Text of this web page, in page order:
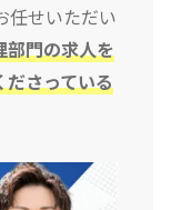
任せいただい
部門の求人を
さっている